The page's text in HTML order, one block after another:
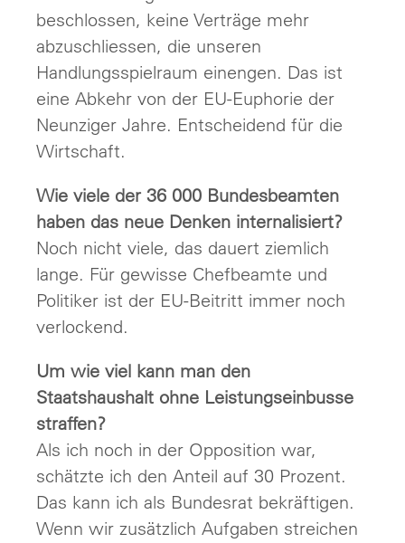
beschlossen, keine Verträge mehr
abzuschliessen, die unseren
Handlungsspielraum einengen. Das ist
eine Abkehr von der EU-Euphorie der
Neunziger Jahre. Entscheidend für die
Wirtschaft.
Wie viele der 36 000 Bundesbeamten
haben das neue Denken internalisiert?
Noch nicht viele, das dauert ziemlich
lange. Für gewisse Chefbeamte und
Politiker ist der EU-Beitritt immer noch
verlockend.
Um wie viel kann man den
Staatshaushalt ohne Leistungseinbusse
straffen?
Als ich noch in der Opposition war,
schätzte ich den Anteil auf 30 Prozent.
Das kann ich als Bundesrat bekräftigen.
Wenn wir zusätzlich Aufgaben streichen